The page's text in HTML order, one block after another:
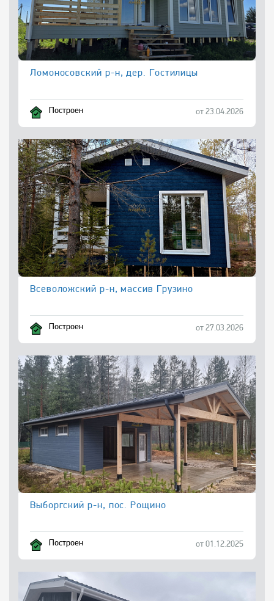
Ломоносовский р-н, дер. Гостилицы
Построен от 23.04.2026
Всеволожский р-н, массив Грузино
Построен от 27.03.2026
Выборгский р-н, пос. Рощино
Построен от 01.12.2025